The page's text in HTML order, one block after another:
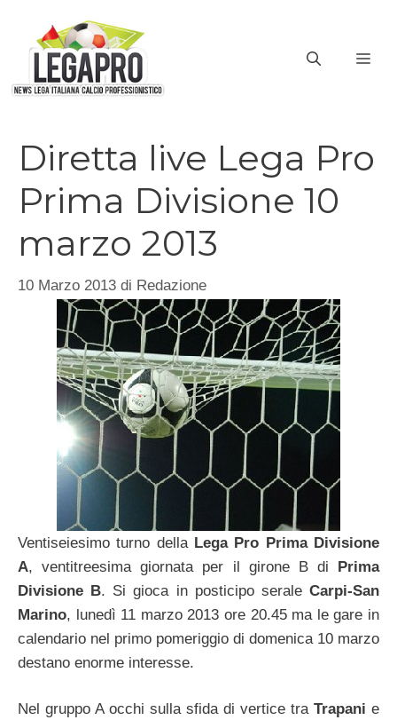
contenuto
Diretta live Lega Pro
Prima Divisione 10
marzo 2013
10 Marzo 2013 di Redazione
Ventiseiesimo turno della Lega Pro Prima Divisione
A, ventitreesima giornata per il girone B di Prima
Divisione B. Si gioca in posticipo seraleCarpi-San
Marino, lunedì 11 marzo 2013 ore 20.45 ma le gare in
calendario nel primo pomeriggio di domenica 10 marzo
destano enorme interesse.
Nel gruppo A occhi sulla sfida di vertice tra Trapani e